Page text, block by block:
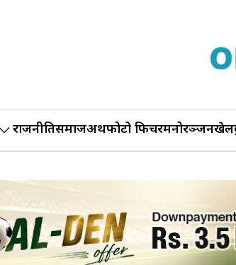
राजनीतिसमाजअर्थफोटो फिचरमनोरञ्जन